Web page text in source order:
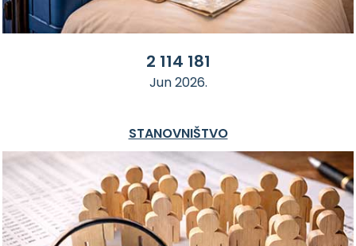
2 114 181
Jun 2026.
STANOVNIŠTVO